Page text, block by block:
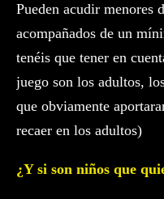
Pueden acudir menores
acompañados de un
tenéis que tener en
juego son los adultos,
que obviamente
recaer en los adultos)
¿Y si son niños que